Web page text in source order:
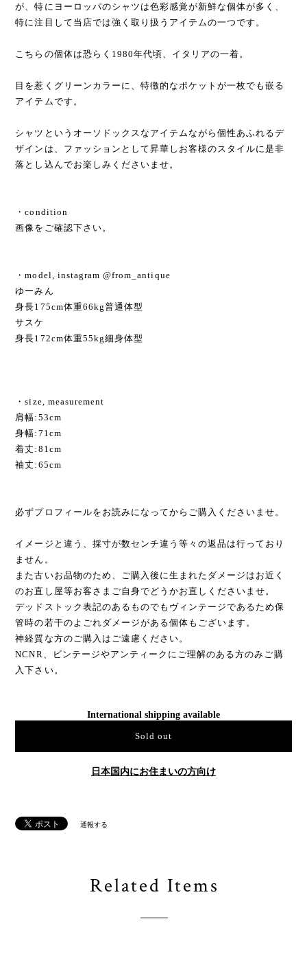
が、特にヨーロッパのシャツは色彩感覚が新鮮な個体が多く、
特に注目して当店では強く取り扱うアイテムの一つです。
こちらの個体は恐らく1980年代頃、イタリアの一着。
目を惹くグリーンカラーに、特徴的なポケットが一枚でも嵌る
アイテムです。
シャツというオーソドックスなアイテムながら個性あふれるデ
ザインは、ファッションとして昇華しお客様のスタイルに是非
落とし込んでお楽しみくださいませ。
・condition
画像をご確認下さい。
・model, instagram @from_antique
ゆーみん
身長175cm体重66kg普通体型
サスケ
身長172cm体重55kg細身体型
・size, measurement
肩幅:53cm
身幅:71cm
着丈:81cm
袖丈:65cm
必ずプロフィールをお読みになってからご購入くださいませ。
イメージと違う、採寸が数センチ違う等々の返品は行っており
ません。
また古いお品物のため、ご購入後に生まれたダメージはお近く
のお直し屋等お客さまご自身でどうかお直しくださいませ。
デッドストック表記のあるものでもヴィンテージであるため保
管時の若干のよごれダメージがある個体もございます。
神経質な方のご購入はご遠慮ください。
NCNR、ビンテージやアンティークにご理解のある方のみご購
入下さい。
International shipping available
Sold out
日本国内にお住まいの方向け
通報する
Related Items